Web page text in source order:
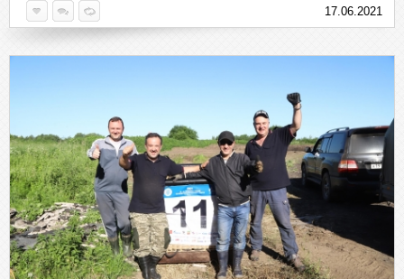
17.06.2021